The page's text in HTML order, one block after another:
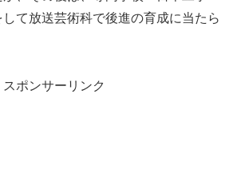
て放送芸術科で後進の育成に当たら
スポンサーリンク